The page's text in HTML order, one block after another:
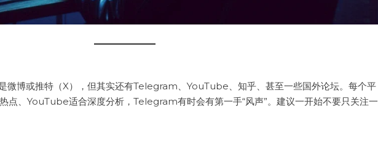
微博或推特（X），但其实还有Telegram、YouTube、知乎、甚至一些国外论坛。每个平
点、YouTube适合深度分析，Telegram有时会有第一手“风声”。建议一开始不要只关注一